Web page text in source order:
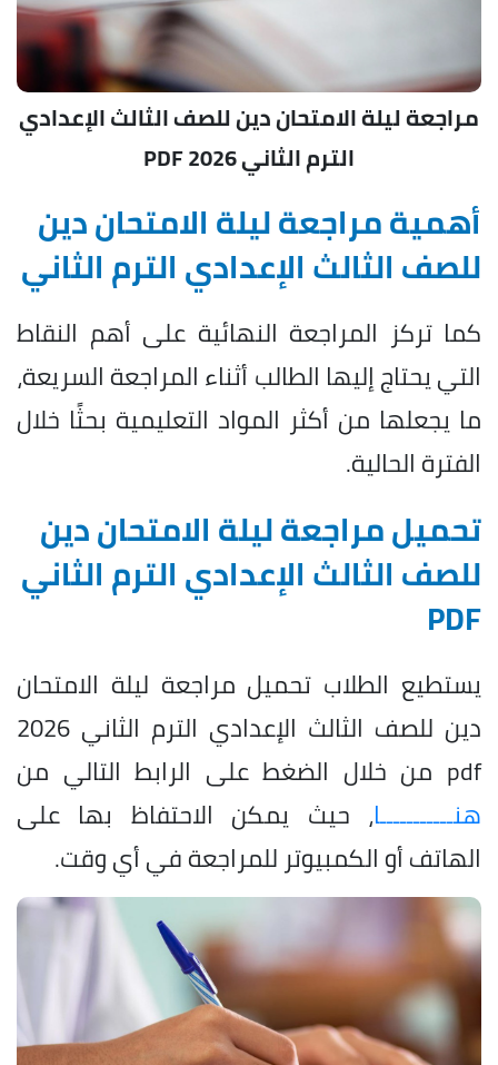
مراجعة ليلة الامتحان دين للصف الثالث الإعدادي
الترم الثاني 2026 PDF
أهمية مراجعة ليلة الامتحان دين
للصف الثالث الإعدادي الترم الثاني
كما تركز المراجعة النهائية على أهم النقاط
التي يحتاج إليها الطالب أثناء المراجعة السريعة،
ما يجعلها من أكثر المواد التعليمية بحثًا خلال
الفترة الحالية.
تحميل مراجعة ليلة الامتحان دين
للصف الثالث الإعدادي الترم الثاني
PDF
يستطيع الطلاب تحميل مراجعة ليلة الامتحان
دين للصف الثالث الإعدادي الترم الثاني 2026
pdf من خلال الضغط على الرابط التالي من
هنـــــــــــا، حيث يمكن الاحتفاظ بها على
الهاتف أو الكمبيوتر للمراجعة في أي وقت.